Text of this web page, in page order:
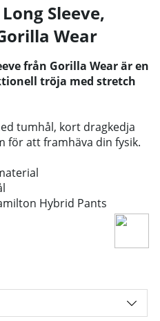
Sleeve,
Wear
från Gorilla Wear är en
tröja med stretch
tumhål, kort dragkedja
för att framhäva din fysik.
Hybrid Pants